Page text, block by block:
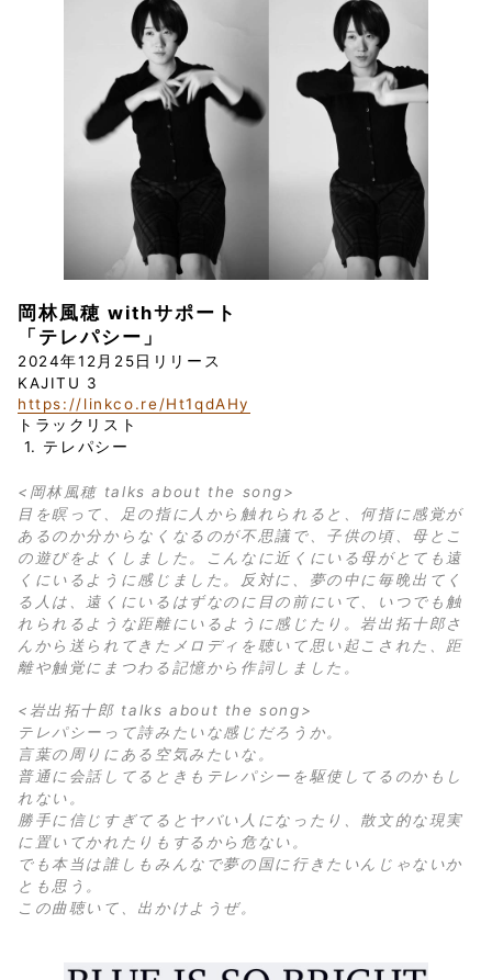
岡林風穂 withサポート
「テレパシー」
2024年12月25日リリース
KAJITU 3
https://linkco.re/Ht1qdAHy
トラックリスト
1. テレパシー
<岡林風穂 talks about the song>
目を瞑って、足の指に人から触れられると、何指に感覚が
あるのか分からなくなるのが不思議で、子供の頃、母とこ
の遊びをよくしました。こんなに近くにいる母がとても遠
くにいるように感じました。反対に、夢の中に毎晩出てく
る人は、遠くにいるはずなのに目の前にいて、いつでも触
れられるような距離にいるように感じたり。岩出拓十郎さ
んから送られてきたメロディを聴いて思い起こされた、距
離や触覚にまつわる記憶から作詞しました。
<岩出拓十郎 talks about the song>
テレパシーって詩みたいな感じだろうか。
言葉の周りにある空気みたいな。
普通に会話してるときもテレパシーを駆使してるのかもし
れない。
勝手に信じすぎてるとヤバい人になったり、散文的な現実
に置いてかれたりもするから危ない。
でも本当は誰しもみんなで夢の国に行きたいんじゃないか
とも思う。
この曲聴いて、出かけようぜ。